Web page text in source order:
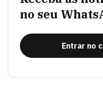
no seu
Entrar no